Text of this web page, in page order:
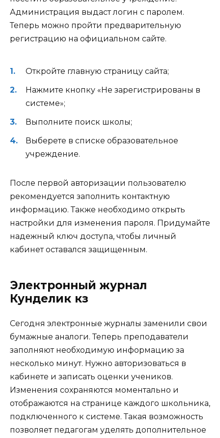
Администрация выдаст логин с паролем.
Теперь можно пройти предварительную
регистрацию на официальном сайте.
Откройте главную страницу сайта;
Нажмите кнопку «Не зарегистрированы в
системе»;
Выполните поиск школы;
Выберете в списке образовательное
учреждение.
После первой авторизации пользователю
рекомендуется заполнить контактную
информацию. Также необходимо открыть
настройки для изменения пароля. Придумайте
надежный ключ доступа, чтобы личный
кабинет оставался защищенным.
Электронный журнал
Кунделик кз
Сегодня электронные журналы заменили свои
бумажные аналоги. Теперь преподаватели
заполняют необходимую информацию за
несколько минут. Нужно авторизоваться в
кабинете и записать оценки учеников.
Изменения сохраняются моментально и
отображаются на странице каждого школьника,
подключенного к системе. Такая возможность
позволяет педагогам уделять дополнительное